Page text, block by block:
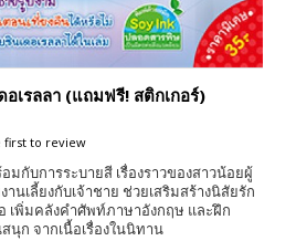
เรลลา (แถมฟรี! สติกเกอร์)
first to review
กับการระบายสี เรื่องราวของสาวน้อยผู้
นเลี้ยงกับเจ้าชาย ช่วยเสริมสร้างนิสัยรัก
เพิ่มคลังคำศัพท์ภาษาอังกฤษ และฝึก
นุก จากเนื้อเรื่องในนิทาน